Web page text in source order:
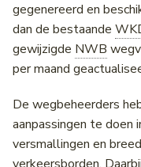
gegenereerd en
dan de bestaande
gewijzigde NWB
per maand
De wegbeheerders
aanpassingen te doen
versmallingen en